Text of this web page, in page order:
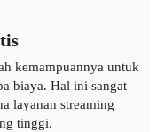
kemampuannya untuk
biaya. Hal ini sangat
layanan streaming
tinggi.